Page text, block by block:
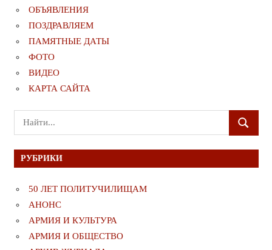
ОБЪЯВЛЕНИЯ
ПОЗДРАВЛЯЕМ
ПАМЯТНЫЕ ДАТЫ
ФОТО
ВИДЕО
КАРТА САЙТА
Поиск
для:
ПОИСК
РУБРИКИ
50 ЛЕТ ПОЛИТУЧИЛИЩАМ
АНОНС
АРМИЯ И КУЛЬТУРА
АРМИЯ И ОБЩЕСТВО